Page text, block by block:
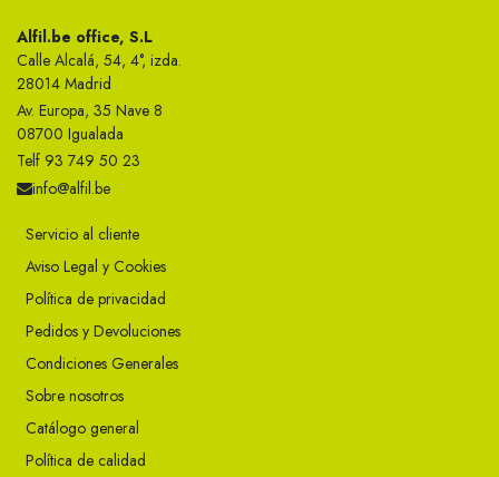
Alfil.be office, S.L
Calle Alcalá, 54, 4°, izda.
28014 Madrid
Av. Europa, 35 Nave 8
08700 Igualada
Telf 93 749 50 23
info@alfil.be
Servicio al cliente
Aviso Legal y Cookies
Política de privacidad
Pedidos y Devoluciones
Condiciones Generales
Sobre nosotros
Catálogo general
Política de calidad